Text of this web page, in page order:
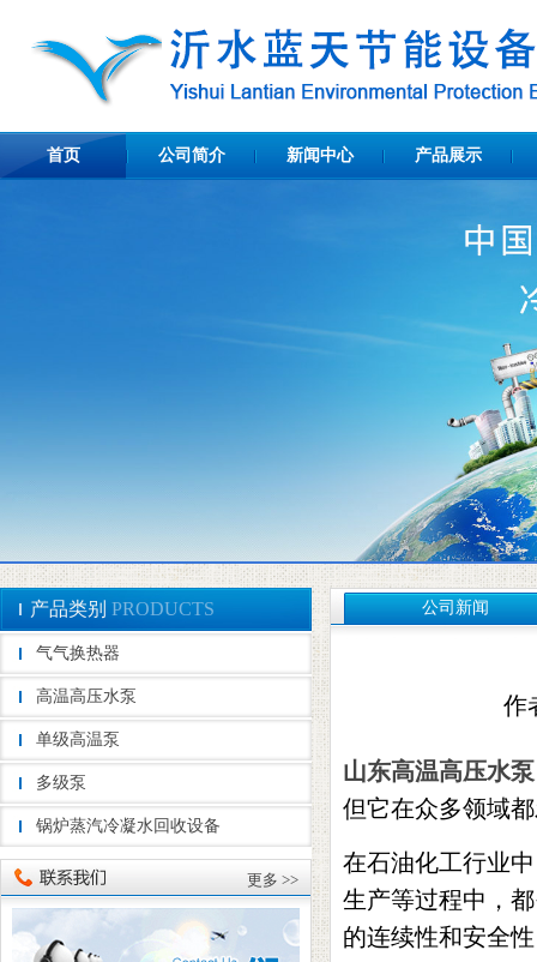
首页 公司简介 新闻中心 产品展示
产品类别 PRODUCTS
气气换热器
高温高压水泵
单级高温泵
多级泵
锅炉蒸汽冷凝水回收设备
更多 >>
公司新闻
作
山东高温高压水泵
但它在众多领域
在石油化工行业
生产等过程中，
的连续性和安全